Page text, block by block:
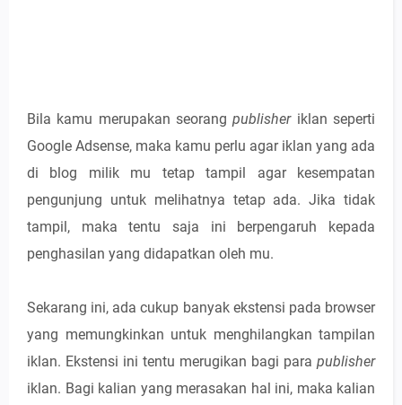
Bila kamu merupakan seorangpublisher iklan seperti
Google Adsense, maka kamu perlu agar iklan yang ada
di blog milik mu tetap tampil agar kesempatan
pengunjung untuk melihatnya tetap ada. Jika tidak
tampil, maka tentu saja ini berpengaruh kepada
penghasilan yang didapatkan oleh mu.
Sekarang ini, ada cukup banyak ekstensi pada browser
yang memungkinkan untuk menghilangkan tampilan
iklan. Ekstensi ini tentu merugikan bagi para publisher
iklan. Bagi kalian yang merasakan hal ini, maka kalian